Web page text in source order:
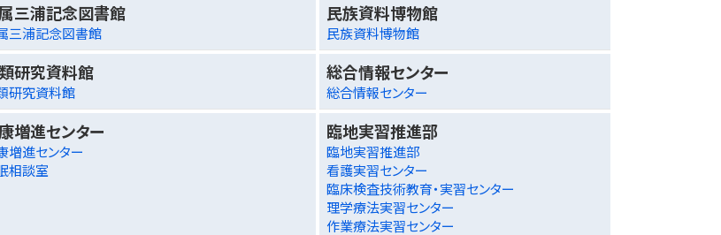
三浦記念図書館
三浦記念図書館
民族資料博物館
民族資料博物館
研究資料館
研究資料館
総合情報センター
総合情報センター
増進センター
増進センター
相談室
臨地実習推進部
臨地実習推進部
看護実習センター
臨床検査技術教育・実習センター
理学療法実習センター
作業療法実習センター